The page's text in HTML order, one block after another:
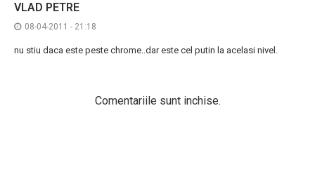
VLAD PETRE
08-04-2011 - 21:18
nu stiu daca este peste chrome..dar este cel putin la acelasi nivel.
Comentariile sunt inchise.